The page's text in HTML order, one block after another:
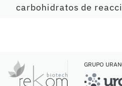
carbohidratos de
GRUPO